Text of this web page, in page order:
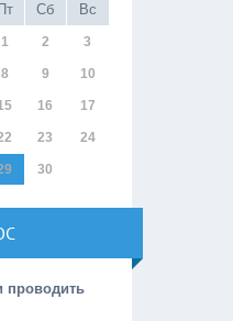
Пт Сб Вс
1 2 3
8 9 10
16 17
23 24
30
проводить